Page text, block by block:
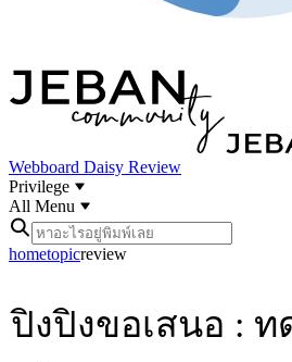
Webboard Daisy Review
Privilege
All Menu
hometopicreview
ปิงปิงขอเสนอ : ท